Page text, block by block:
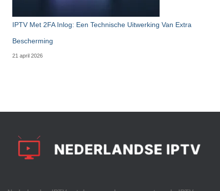
IPTV Met 2FA Inlog: Een Technische Uitwerking Van Extra
Bescherming
21 april 2026